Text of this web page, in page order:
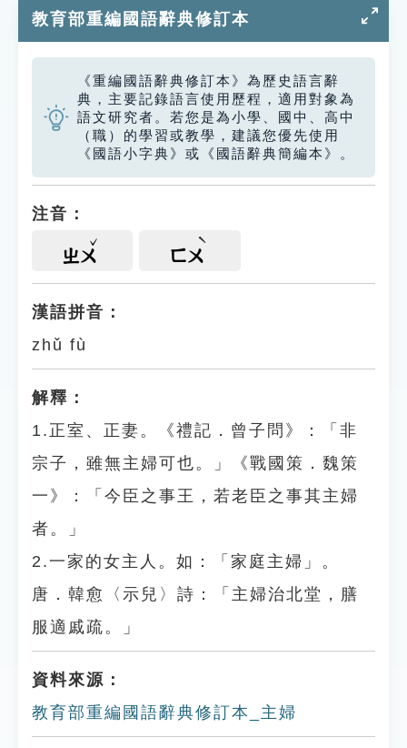
教育部重編國語辭典修訂本
《重編國語辭典修訂本》為歷史語言辭
典，主要記錄語言使用歷程，適用對象為
語文研究者。若您是為小學、國中、高中
（職）的學習或教學，建議您優先使用
《國語小字典》或《國語辭典簡編本》。
注音：
ㄓㄨ ㄈㄨ
漢語拼音：
zhǔ fù
解釋：
1.正室、正妻。《禮記．曾子問》：「非
宗子，雖無主婦可也。」《戰國策．魏策
一》：「今臣之事王，若老臣之事其主婦
者。」
2.一家的女主人。如：「家庭主婦」。
唐．韓愈〈示兒〉詩：「主婦治北堂，膳
服適戚疏。」
資料來源：
教育部重編國語辭典修訂本_主婦